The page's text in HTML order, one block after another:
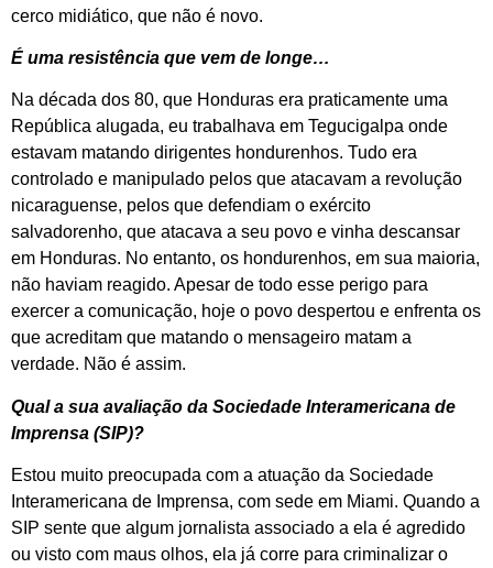
cerco midiático, que não é novo.
É uma resistência que vem de longe…
Na década dos 80, que Honduras era praticamente uma
República alugada, eu trabalhava em Tegucigalpa onde
estavam matando dirigentes hondurenhos. Tudo era
controlado e manipulado pelos que atacavam a revolução
nicaraguense, pelos que defendiam o exército
salvadorenho, que atacava a seu povo e vinha descansar
em Honduras. No entanto, os hondurenhos, em sua maioria,
não haviam reagido. Apesar de todo esse perigo para
exercer a comunicação, hoje o povo despertou e enfrenta os
que acreditam que matando o mensageiro matam a
verdade. Não é assim.
Qual a sua avaliação da Sociedade Interamericana de
Imprensa (SIP)?
Estou muito preocupada com a atuação da Sociedade
Interamericana de Imprensa, com sede em Miami. Quando a
SIP sente que algum jornalista associado a ela é agredido
ou visto com maus olhos, ela já corre para criminalizar o